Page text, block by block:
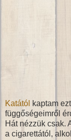
Katától kaptam
függőségeimről
Hát nézzük csak.
a cigarettától,